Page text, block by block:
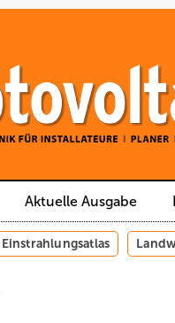
Aktuelle Ausgabe
Einstrahlungsatlas